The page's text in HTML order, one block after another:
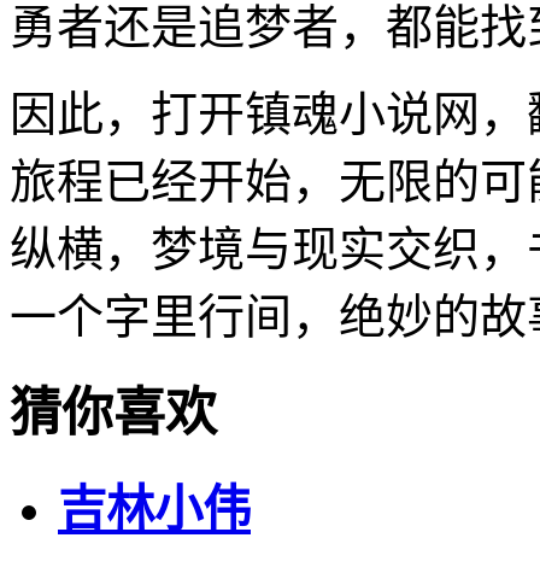
勇者还是追梦者，都能
因此，打开镇魂小说网
旅程已经开始，无限的
纵横，梦境与现实交织
一个字里行间，绝妙的
猜你喜欢
吉林小伟